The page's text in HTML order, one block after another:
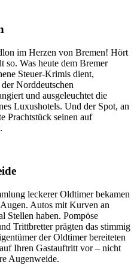
im Herzen von Bremen! Hört
so. Was heute dem Bremer
Steuer-Krimis dient,
Norddeutschen
und ausgeleuchtet die
Luxushotels. Und der Spot, an
Prachtstück seinen auf
leckerer Oldtimer bekamen
Autos mit Kurven an
Stellen haben. Pompöse
Trittbretter prägten das stimmig
der Oldtimer bereiteten
Ihren Gastauftritt vor – nicht
Augenweide.